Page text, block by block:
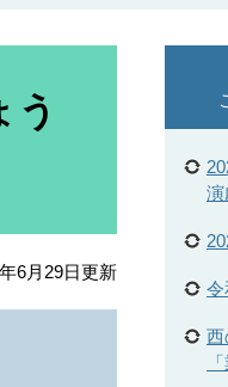
う
6月29日更新
演
令
西